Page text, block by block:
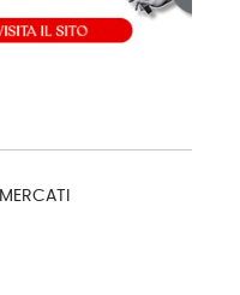
MERCATI